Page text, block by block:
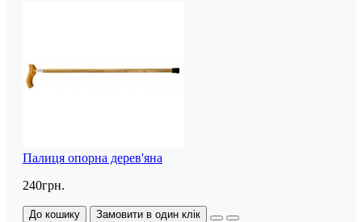
Палиця опорна дерев'яна
240грн.
До кошику Замовити в один клік